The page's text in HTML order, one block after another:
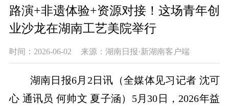
路演+非遗体验+资源对接！这场青年创
业沙龙在湖南工艺美院举行
时间：2026-06-02 来源：湖南日报·新湖南客户端
湖南日报6月2日讯（全媒体见习记者 沈可
心 通讯员 何帅文 夏子涵）5月30日，2026年益